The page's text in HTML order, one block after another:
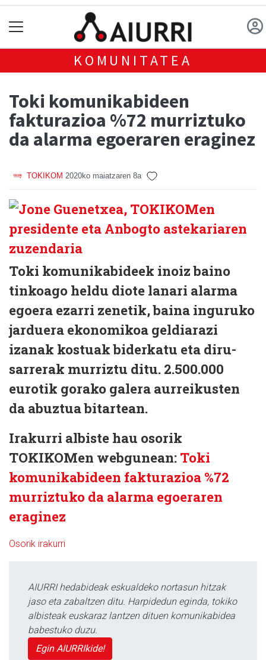
KOMUNITATEA
Toki komunikabideen
fakturazioa %72 murriztuko
da alarma egoeraren eraginez
TOKIKOM 2020ko maiatzaren 8a
Toki komunikabideek inoiz baino
tinkoago heldu diote lanari alarma
egoera ezarri zenetik, baina inguruko
jarduera ekonomikoa geldiarazi
izanak kostuak biderkatu eta diru-
sarrerak murriztu ditu. 2.500.000
eurotik gorako galera aurreikusten
da abuztua bitartean.
Irakurri albiste hau osorik
TOKIKOMen webgunean: Toki
komunikabideen fakturazioa %72
murriztuko da alarma egoeraren
eraginez
Osorik irakurri
AIURRI hedabideak eskualdeko nortasun hitzak
jaso eta zabaltzen ditu. Harpidedun eginda, tokiko
albisteak euskaraz lantzen dituen komunikabidea
babestuko duzu.
Egin AIURRIkide!